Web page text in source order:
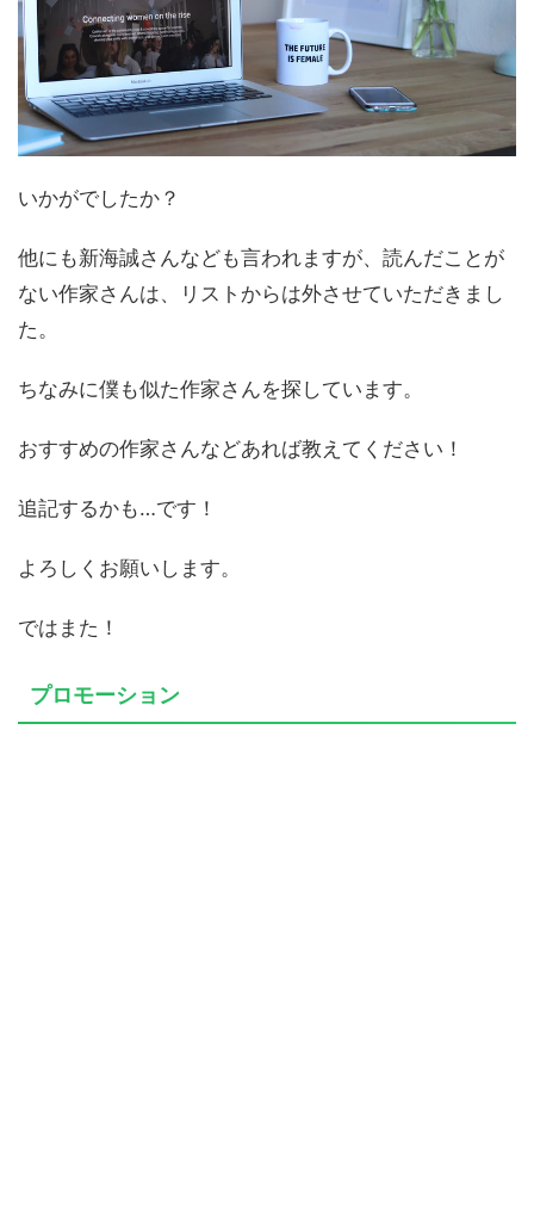
いかがでしたか？
他にも新海誠さんなども言われますが、読んだことが
ない作家さんは、リストからは外させていただきまし
た。
ちなみに僕も似た作家さんを探しています。
おすすめの作家さんなどあれば教えてください！
追記するかも…です！
よろしくお願いします。
ではまた！
プロモーション